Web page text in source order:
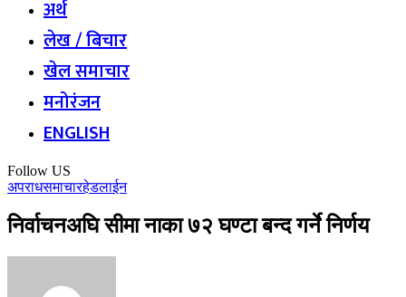
अर्थ
लेख / बिचार
खेल समाचार
मनोरंजन
ENGLISH
Follow US
अपराधसमाचारहेडलाईन
निर्वाचनअघि सीमा नाका ७२ घण्टा बन्द गर्ने निर्णय ‎